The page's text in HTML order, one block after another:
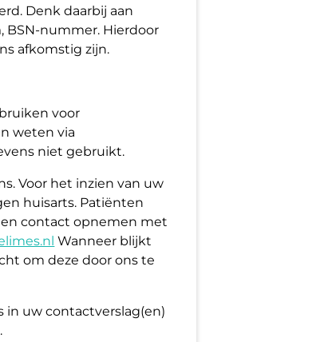
Denk daarbij aan
BSN-nummer. Hierdoor
afkomstig zijn.
voor
weten via
niet gebruikt.
Voor het inzien van uw
huisarts. Patiënten
contact opnemen met
Wanneer blijkt
om deze door ons te
in uw contactverslag(en)